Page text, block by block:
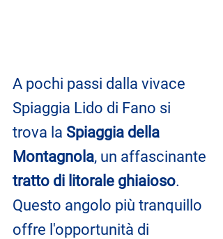
A pochi passi dalla vivace
Spiaggia Lido di Fano si
trova la Spiaggia della
Montagnola, un affascinante
tratto di litorale ghiaioso.
Questo angolo più tranquillo
offre l'opportunità di